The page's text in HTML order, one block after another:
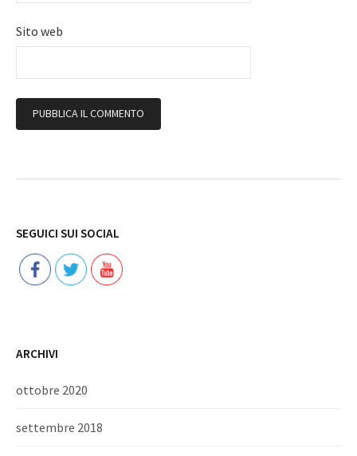
Sito web
SEGUICI SUI SOCIAL
ARCHIVI
ottobre 2020
settembre 2018